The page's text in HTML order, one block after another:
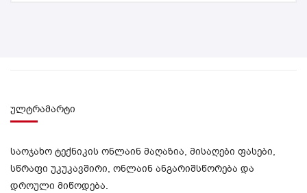
ულტრამარტი
საოჯახო ტექნიკის ონლაინ მაღაზია, მისაღები ფასები,
სწრაფი უკუკავშირი, ონლაინ ანგარიშსწორება და
დროული მიწოდება.